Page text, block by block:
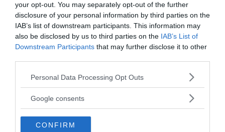
your opt-out. You may separately opt-out of the further
disclosure of your personal information by third parties on the
IAB’s list of downstream participants. This information may
also be disclosed by us to third parties on the IAB’s List of
Downstream Participants that may further disclose it to other
Please note that this website/app uses one or more Google
not limited to your visit or usage behaviour. You may click to
use your data for below specified purposes in below Google
consent section.
Personal Data Processing Opt Outs
Google consents
CONFIRM
I nostri speciali
Psicologia della Divina Commedia